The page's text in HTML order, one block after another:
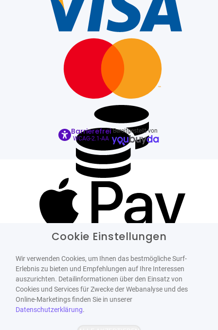
Barrierefrei
WCAG-2.1-AA
Bereitgestellt von
Cookie Einstellungen
Wir verwenden Cookies, um Ihnen das bestmögliche Surf-
Erlebnis zu bieten und Empfehlungen auf Ihre Interessen
auszurichten. Detailinformationen über den Einsatz von
Cookies und Services für Zwecke der Webanalyse und des
Online-Marketings finden Sie in unserer
Datenschutzerklärung.